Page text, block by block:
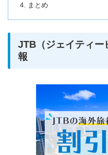
まとめ
JTB（ジェイティー
報